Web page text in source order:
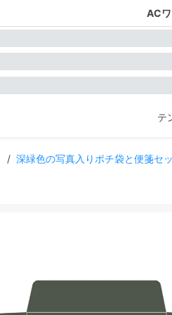
AC
テ
/ 深緑色の写真入りポチ袋と便箋セ